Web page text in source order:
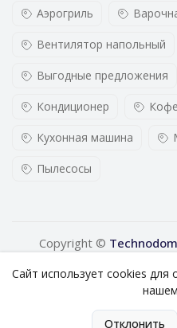
Аэрогриль
Вентилятор напольный
Выгодные предложения
Кондиционер
Кухонная машина
Пылесосы
Copyright © Technodom
Сайт использует cookies для
Отклонить